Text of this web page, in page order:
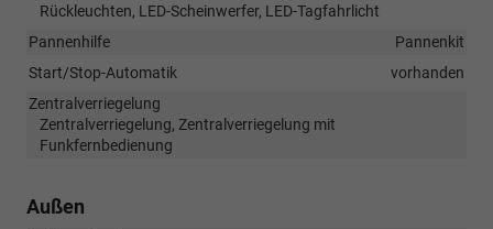
Rückleuchten, LED-Scheinwerfer, LED-Tagfahrlicht
Pannenhilfe
Pannenkit
Start/Stop-Automatik
vorhanden
Zentralverriegelung
Zentralverriegelung, Zentralverriegelung mit
Funkfernbedienung
Außen